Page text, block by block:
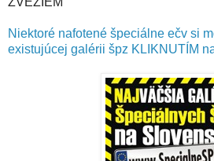
Niektoré nafotené špeciálne ečv si
existujúcej galérii špz KLIKNUTÍM